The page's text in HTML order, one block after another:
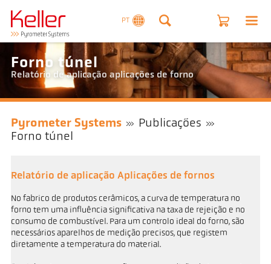
PT
Forno túnel
Relatório de aplicação aplicações de forno
Pyrometer Systems
Publicações
Forno túnel
Relatório de aplicação Aplicações de fornos
No fabrico de produtos cerâmicos, a curva de temperatura no
forno tem uma influência significativa na taxa de rejeição e no
consumo de combustível. Para um controlo ideal do forno, são
necessários aparelhos de medição precisos, que registem
diretamente a temperatura do material.